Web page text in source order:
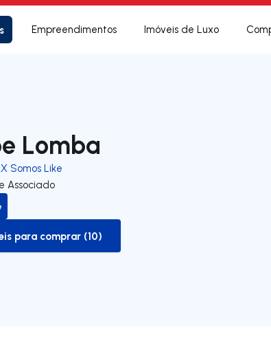
Empreendimentos Imóveis de Luxo
Lomba
Somos Like
Associado
to-buy-listing
para comprar (10)